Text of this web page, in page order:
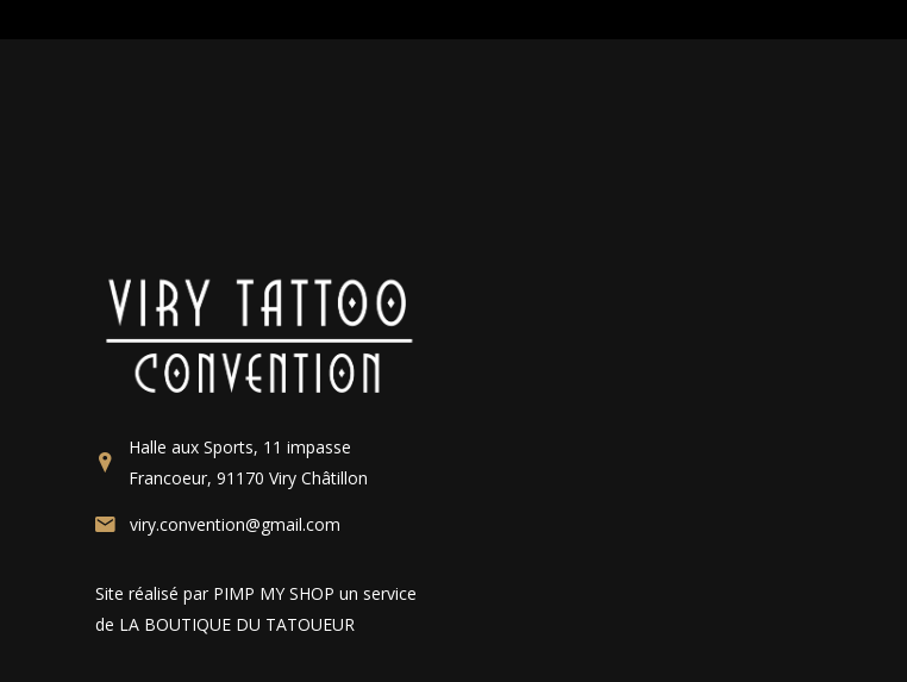
Halle aux Sports, 11 impasse
Francoeur, 91170 Viry Châtillon
viry.convention@gmail.com
Site réalisé par PIMP MY SHOP un service
de LA BOUTIQUE DU TATOUEUR